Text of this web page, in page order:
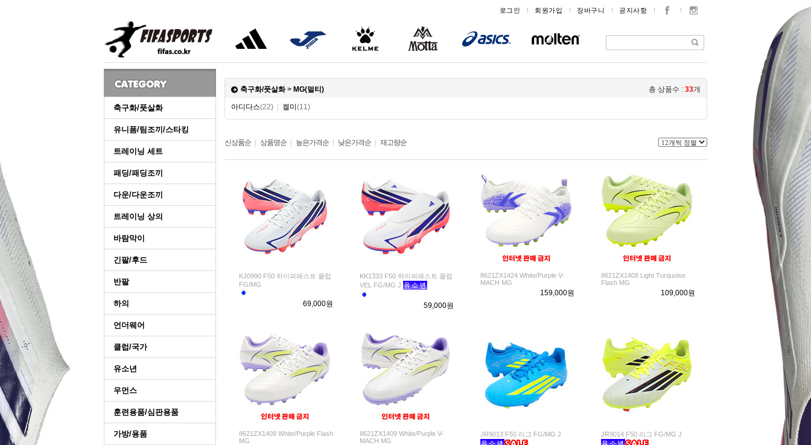
로그인 회원가입 장바구니 공지사항
축구화/풋살화
유니폼/팀조끼/스타킹
트레이닝 세트
패딩/패딩조끼
다운/다운조끼
트레이닝 상의
바람막이
긴팔/후드
반팔
하의
언더웨어
클럽/국가
유소년
우먼스
훈련용품/심판용품
가방/용품
축구화/풋살화> MG(멀티) 총 상품수 : 33개
아디다스(22) 켈미 (11)
신상품순 상품명순 높은가격순 낮은가격순 재고량순
KJ0990 F50 하이퍼패스트 클럽
FG/MG
69,000원
KK1333 F50 하이퍼패스트 클럽
VEL FG/MG J
59,000원
8621ZX1424 White/Purple V-
MACH MG
159,000원
8621ZX1408 Light Turquoise
Flash MG
109,000원
8621ZX1408 White/Purple Flash
MG
8621ZX1409 White/Purple V-
MACH MG
JR9013 F50 리그 FG/MG J JR9014 F50 리그 FG/MG J